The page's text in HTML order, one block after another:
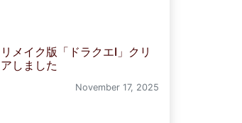
リメイク版「ドラクエI」クリ
アしました
November 17, 2025